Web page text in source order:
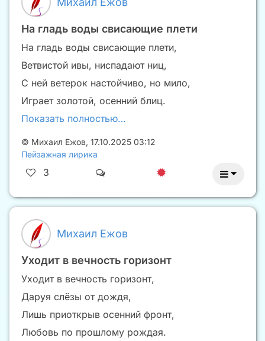
На гладь воды свисающие плети
На гладь воды свисающие плети,
Ветвистой ивы, ниспадают ниц,
С ней ветерок настойчиво, но мило,
Играет золотой, осенний блиц.
Показать полностью…
© Михаил Ежов, 17.10.2025 03:12
Пейзажная лирика
3
Михаил Ежов
Уходит в вечность горизонт
Уходит в вечность горизонт,
Даруя слёзы от дождя,
Лишь приоткрыв осенний фронт,
Любовь по прошлому рождая.